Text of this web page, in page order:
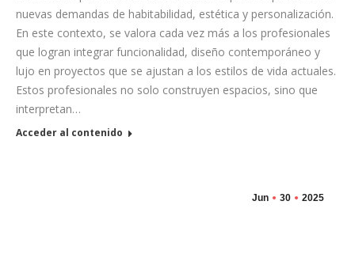
nuevas demandas de habitabilidad, estética y personalización.
En este contexto, se valora cada vez más a los profesionales
que logran integrar funcionalidad, diseño contemporáneo y
lujo en proyectos que se ajustan a los estilos de vida actuales.
Estos profesionales no solo construyen espacios, sino que
interpretan…
Acceder al contenido
Jun 30 2025